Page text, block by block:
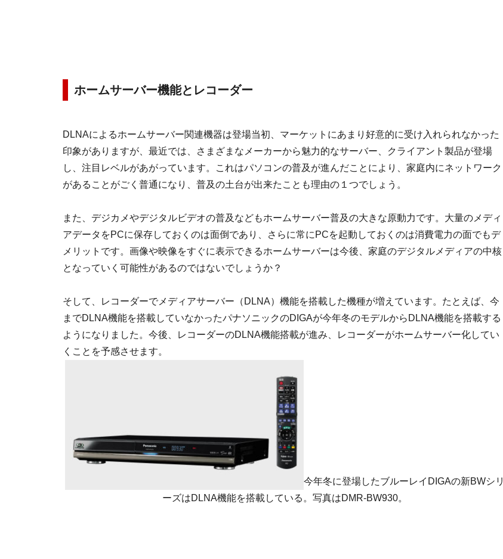
ホームサーバー機能とレコーダー
DLNAによるホームサーバー関連機器は登場当初、マーケットにあまり好意的に受け入れられなかった
印象がありますが、最近では、さまざまなメーカーから魅力的なサーバー、クライアント製品が登場
し、注目レベルがあがっています。これはパソコンの普及が進んだことにより、家庭内にネットワーク
があることがごく普通になり、普及の土台が出来たことも理由の１つでしょう。
また、デジカメやデジタルビデオの普及などもホームサーバー普及の大きな原動力です。大量のメディ
アデータをPCに保存しておくのは面倒であり、さらに常にPCを起動しておくのは消費電力の面でもデ
メリットです。画像や映像をすぐに表示できるホームサーバーは今後、家庭のデジタルメディアの中核
となっていく可能性があるのではないでしょうか？
そして、レコーダーでメディアサーバー（DLNA）機能を搭載した機種が増えています。たとえば、今
までDLNA機能を搭載していなかったパナソニックのDIGAが今年冬のモデルからDLNA機能を搭載する
ようになりました。今後、レコーダーのDLNA機能搭載が進み、レコーダーがホームサーバー化してい
くことを予感させます。
今年冬に登場したブルーレイDIGAの新BWシリ
ーズはDLNA機能を搭載している。写真はDMR-BW930。